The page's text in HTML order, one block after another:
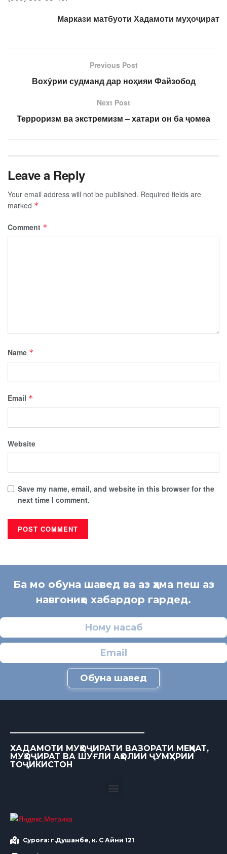
Маркази матбуоти Хадамоти муҳоҷират
Previous Post
Вохӯрии судманд дар ноҳияи Файзобод
Next Post
Терроризм ва экстремизм – хатари он ба ҷомеа
Leave a Reply
Your email address will not be published. Required fields are
marked *
Comment *
Name *
Email *
Website
Save my name, email, and website in this browser for the
next time I comment.
Ба мо обуна шавед ва аз ҳама пеш аз
навгониҳо хабардор гардед.
Обуна шавед
ХАДАМОТИ МУҲОҶИРАТИ ВАЗОРАТИ МЕҲНАТ,
МУҲОҶИРАТ ВА ШУҒЛИ АҲОЛИИ ҶУМҲУРИИ
ТОҶИКИСТОН
Суроға: г.Душанбе, к. С Айни 121